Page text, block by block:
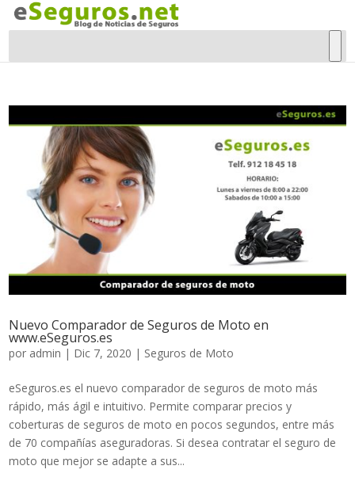
Nuevo Comparador de Seguros de Moto en
www.eSeguros.es
por admin | Dic 7, 2020 | Seguros de Moto
eSeguros.es el nuevo comparador de seguros de moto más
rápido, más ágil e intuitivo. Permite comparar precios y
coberturas de seguros de moto en pocos segundos, entre más
de 70 compañías aseguradoras. Si desea contratar el seguro de
moto que mejor se adapte a sus...